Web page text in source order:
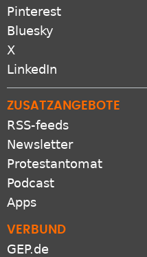
Pinterest
Bluesky
X
LinkedIn
ZUSATZANGEBOTE
RSS-feeds
Newsletter
Protestantomat
Podcast
Apps
VERBUND
GEP.de